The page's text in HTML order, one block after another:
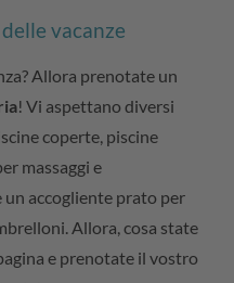
vacanze
Allora prenotate un
! Vi aspettano diversi
coperte, piscine
massaggi e
un accogliente prato per
Allora, cosa state
e prenotate il vostro